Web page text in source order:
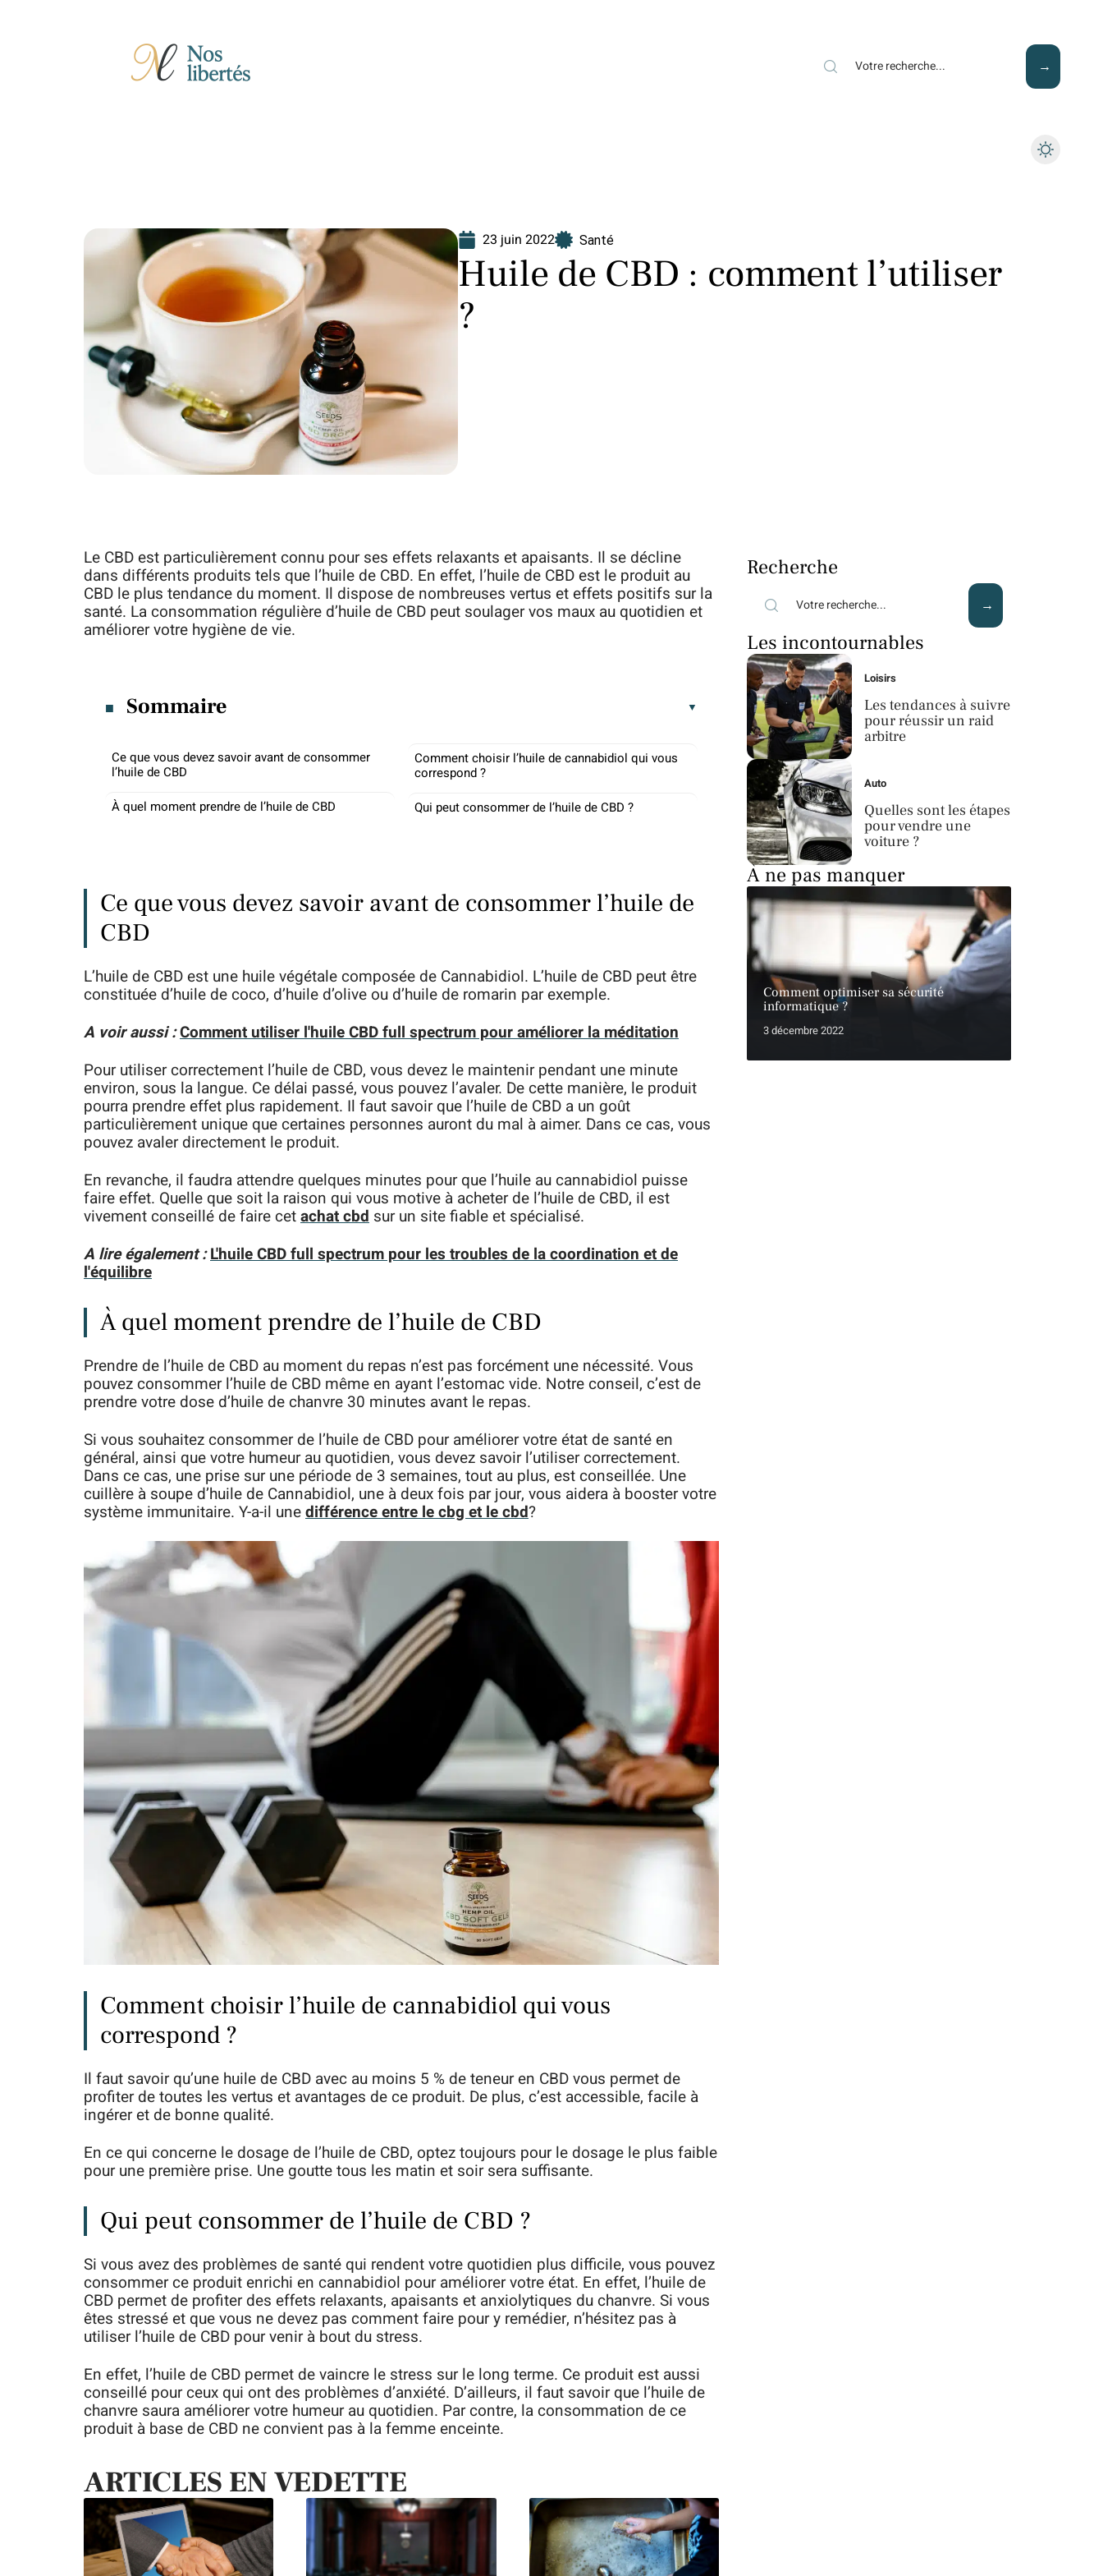
23 juin 2022 Santé
Huile de CBD : comment l’utiliser
?
Le CBD est particulièrement connu pour ses effets relaxants et apaisants. Il se décline
dans différents produits tels que l’huile de CBD. En effet, l’huile de CBD est le produit au
CBD le plus tendance du moment. Il dispose de nombreuses vertus et effets positifs sur la
santé. La consommation régulière d’huile de CBD peut soulager vos maux au quotidien et
améliorer votre hygiène de vie.
Sommaire
Ce que vous devez savoir avant de consommer
l’huile de CBD
À quel moment prendre de l’huile de CBD
Comment choisir l’huile de cannabidiol qui vous
correspond ?
Qui peut consommer de l’huile de CBD ?
Ce que vous devez savoir avant de consommer l’huile de
CBD
L’huile de CBD est une huile végétale composée de Cannabidiol. L’huile de CBD peut être
constituée d’huile de coco, d’huile d’olive ou d’huile de romarin par exemple.
A voir aussi :Comment utiliser l'huile CBD full spectrum pour améliorer la méditation
Pour utiliser correctement l’huile de CBD, vous devez le maintenir pendant une minute
environ, sous la langue. Ce délai passé, vous pouvez l’avaler. De cette manière, le produit
pourra prendre effet plus rapidement. Il faut savoir que l’huile de CBD a un goût
particulièrement unique que certaines personnes auront du mal à aimer. Dans ce cas, vous
pouvez avaler directement le produit.
En revanche, il faudra attendre quelques minutes pour que l’huile au cannabidiol puisse
faire effet. Quelle que soit la raison qui vous motive à acheter de l’huile de CBD, il est
vivement conseillé de faire cetachat cbd sur un site fiable et spécialisé.
A lire également :L'huile CBD full spectrum pour les troubles de la coordination et de
l'équilibre
À quel moment prendre de l’huile de CBD
Prendre de l’huile de CBD au moment du repas n’est pas forcément une nécessité. Vous
pouvez consommer l’huile de CBD même en ayant l’estomac vide. Notre conseil, c’est de
prendre votre dose d’huile de chanvre 30 minutes avant le repas.
Si vous souhaitez consommer de l’huile de CBD pour améliorer votre état de santé en
général, ainsi que votre humeur au quotidien, vous devez savoir l’utiliser correctement.
Dans ce cas, une prise sur une période de 3 semaines, tout au plus, est conseillée. Une
cuillère à soupe d’huile de Cannabidiol, une à deux fois par jour, vous aidera à booster votre
système immunitaire. Y-a-il unedifférence entre le cbg et le cbd?
Comment choisir l’huile de cannabidiol qui vous
correspond ?
Il faut savoir qu’une huile de CBD avec au moins 5 % de teneur en CBD vous permet de
profiter de toutes les vertus et avantages de ce produit. De plus, c’est accessible, facile à
ingérer et de bonne qualité.
En ce qui concerne le dosage de l’huile de CBD, optez toujours pour le dosage le plus faible
pour une première prise. Une goutte tous les matin et soir sera suffisante.
Qui peut consommer de l’huile de CBD ?
Si vous avez des problèmes de santé qui rendent votre quotidien plus difficile, vous pouvez
consommer ce produit enrichi en cannabidiol pour améliorer votre état. En effet, l’huile de
CBD permet de profiter des effets relaxants, apaisants et anxiolytiques du chanvre. Si vous
êtes stressé et que vous ne devez pas comment faire pour y remédier, n’hésitez pas à
utiliser l’huile de CBD pour venir à bout du stress.
En effet, l’huile de CBD permet de vaincre le stress sur le long terme. Ce produit est aussi
conseillé pour ceux qui ont des problèmes d’anxiété. D’ailleurs, il faut savoir que l’huile de
chanvre saura améliorer votre humeur au quotidien. Par contre, la consommation de ce
produit à base de CBD ne convient pas à la femme enceinte.
ARTICLES EN VEDETTE
Recherche
Les incontournables
Loisirs
Les tendances à suivre
pour réussir un raid
arbitre
Auto
Quelles sont les étapes
pour vendre une
voiture ?
À ne pas manquer
Comment optimiser sa sécurité
informatique ?
3 décembre 2022